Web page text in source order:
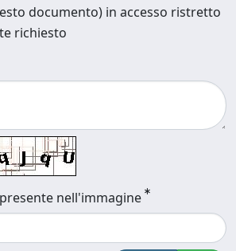
documento) in accesso ristretto
richiesto
nell'immagine